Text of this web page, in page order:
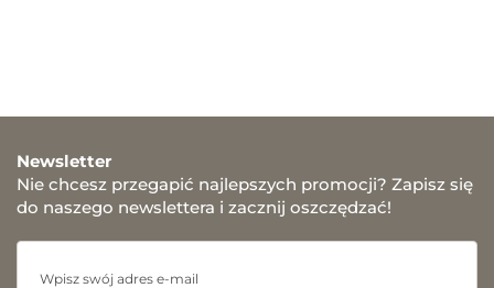
Newsletter
Nie chcesz przegapić najlepszych promocji? Zapisz się
do naszego newslettera i zacznij oszczędzać!